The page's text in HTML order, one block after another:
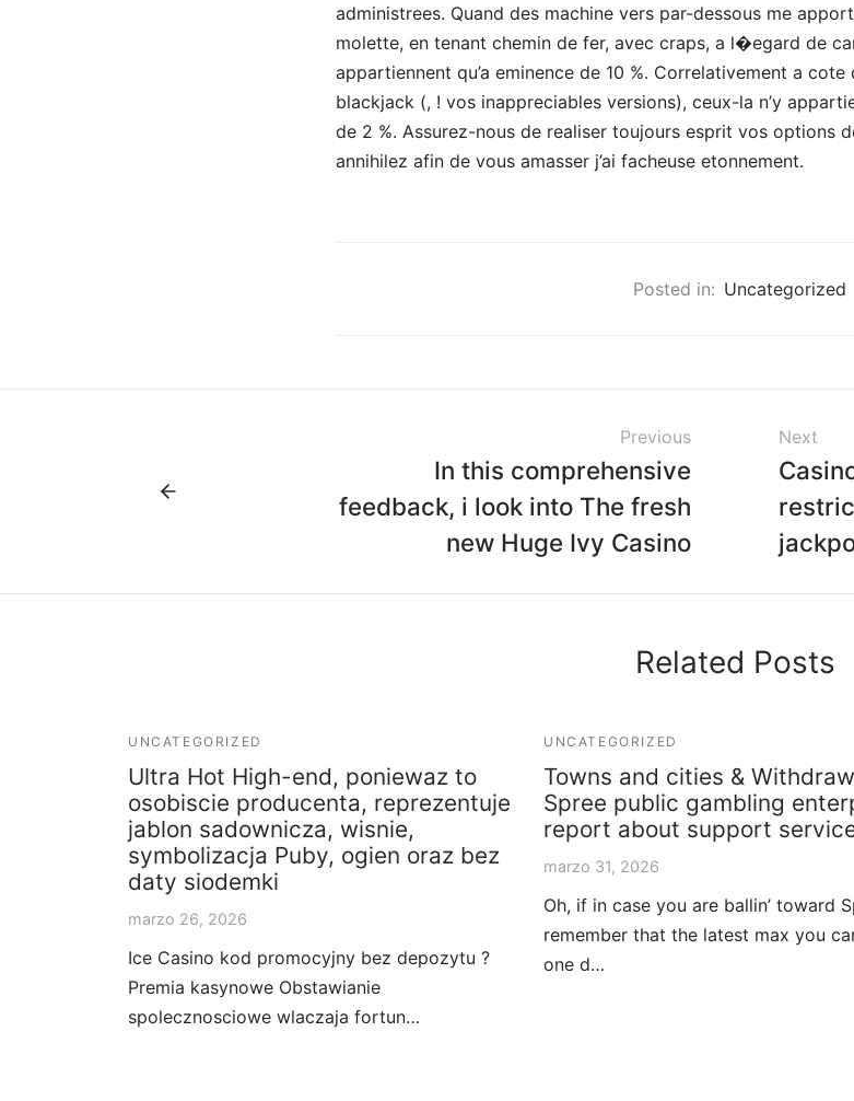
administrees. Quand des machine vers par-dessous me
molette, en tenant chemin de fer, avec craps, a l�egard de
appartiennent qu’a eminence de 10 %. Correlativement a
blackjack (, ! vos inappreciables versions), ceux-la n’y
de 2 %. Assurez-nous de realiser toujours esprit vos options
annihilez afin de vous amasser j’ai facheuse etonnement.
Posted in: Uncategorized
Previous
In this comprehensive
feedback, i look into The fresh
new Huge Ivy Casino
Next
Related Posts
UNCATEGORIZED
Ultra Hot High-end, poniewaz to
osobiscie producenta, reprezentuje
jablon sadownicza, wisnie,
symbolizacja Puby, ogien oraz bez
daty siodemki
marzo 26, 2026
Ice Casino kod promocyjny bez depozytu ?
Premia kasynowe Obstawianie
spolecznosciowe wlaczaja fortun…
UNCATEGORIZED
Towns and cities &
Spree public gambling
report about support
marzo 31, 2026
Oh, if in case you are ballin’ toward
remember that the latest max you
one d…